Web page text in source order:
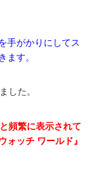
手がかりにしてス
ます。
した。
頻繁に表示されて
ォッチ ワールド』